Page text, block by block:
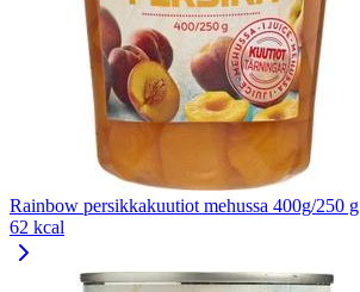
Rainbow persikkakuutiot mehussa 400g/250 g
62 kcal